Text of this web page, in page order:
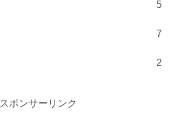
5
7
2
スポンサーリンク